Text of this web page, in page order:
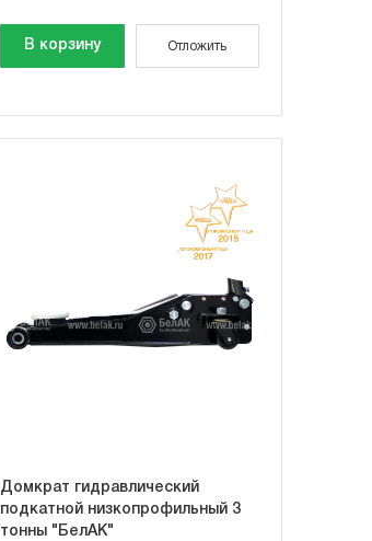
В корзину Отложить
Домкрат гидравлический
подкатной низкопрофильный 3
тонны "БелАК"